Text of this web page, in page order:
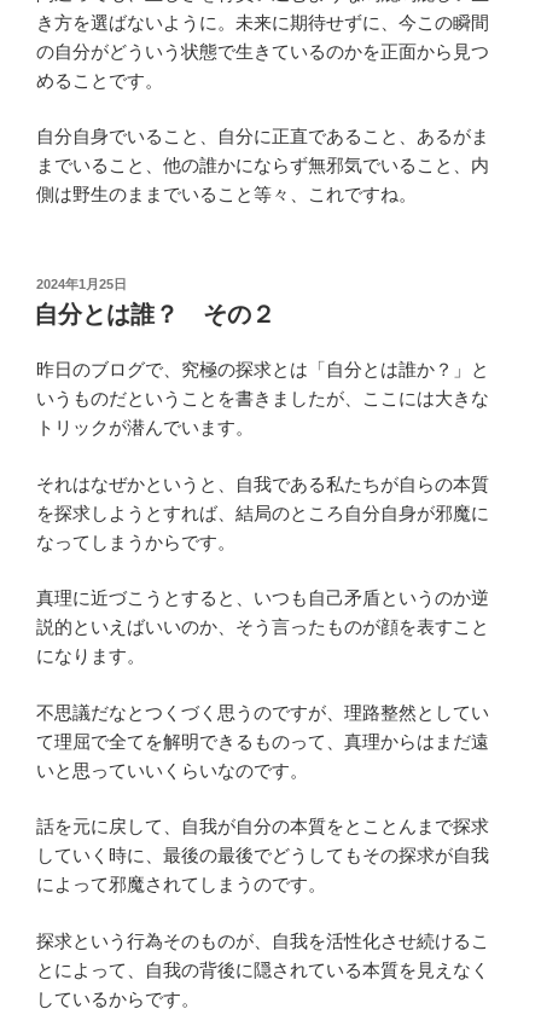
き方を選ばないように。未来に期待せずに、今この瞬間
の自分がどういう状態で生きているのかを正面から見つ
めることです。
自分自身でいること、自分に正直であること、あるがま
までいること、他の誰かにならず無邪気でいること、内
側は野生のままでいること等々、これですね。
投
稿
日:
2024年1月25日
自分とは誰？ その２
昨日のブログで、究極の探求とは「自分とは誰か？」と
いうものだということを書きましたが、ここには大きな
トリックが潜んでいます。
それはなぜかというと、自我である私たちが自らの本質
を探求しようとすれば、結局のところ自分自身が邪魔に
なってしまうからです。
真理に近づこうとすると、いつも自己矛盾というのか逆
説的といえばいいのか、そう言ったものが顔を表すこと
になります。
不思議だなとつくづく思うのですが、理路整然としてい
て理屈で全てを解明できるものって、真理からはまだ遠
いと思っていいくらいなのです。
話を元に戻して、自我が自分の本質をとことんまで探求
していく時に、最後の最後でどうしてもその探求が自我
によって邪魔されてしまうのです。
探求という行為そのものが、自我を活性化させ続けるこ
とによって、自我の背後に隠されている本質を見えなく
しているからです。